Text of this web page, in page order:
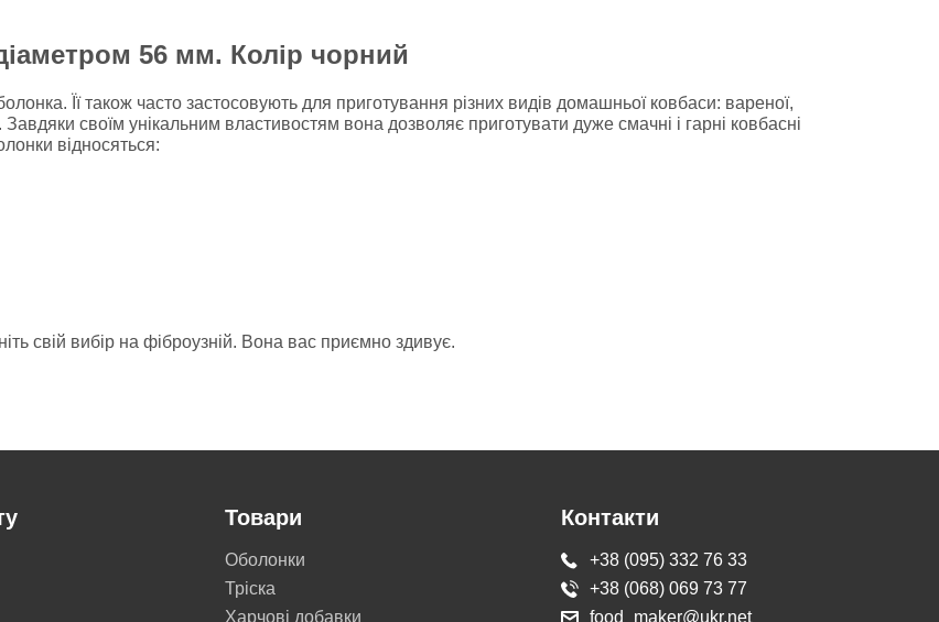
56 мм. Колір чорний
Її також часто застосовують для приготування різних видів домашньої ковбаси: вареної,
своїм унікальним властивостям вона дозволяє приготувати дуже смачні і гарні ковбасні
відносяться:
свій вибір на фіброузній. Вона вас приємно здивує.
Товари
Оболонки
Тріска
Харчові добавки
Контакти
+38 (095) 332 76 33
+38 (068) 069 73 77
food_maker@ukr.net